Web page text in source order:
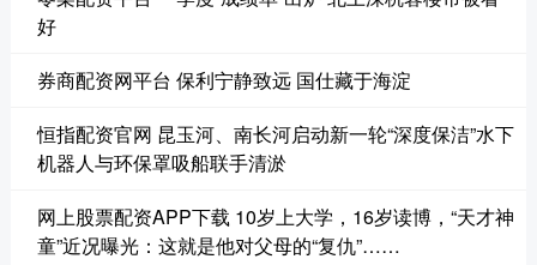
好
券商配资网平台 保利宁静致远 国仕藏于海淀
恒指配资官网 昆玉河、南长河启动新一轮“深度保洁”水下
机器人与环保罩吸船联手清淤
网上股票配资APP下载 10岁上大学，16岁读博，“天才神
童”近况曝光：这就是他对父母的“复仇”……